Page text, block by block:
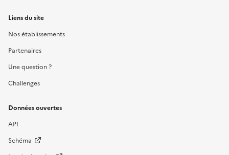
Liens du site
Nos établissements
Partenaires
Une question ?
Challenges
Données ouvertes
API
Schéma